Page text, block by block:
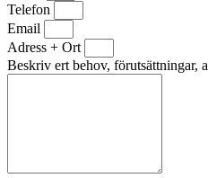
Telefon
Email
Adress + Ort
Beskriv ert behov, förutsättningar,